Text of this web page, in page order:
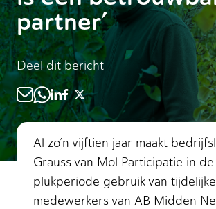
partner’
Deel dit bericht
Al zo’n vijftien jaar maakt
Grauss van Mol Participatie in de
plukperiode gebruik van tijdelijke
medewerkers van AB Midden